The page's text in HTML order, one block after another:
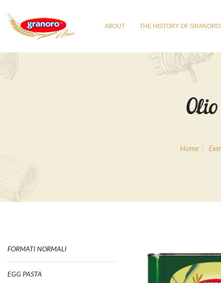
ABOUT THE HISTORY OF GRANORO
Home
FORMATI NORMALI
EGG PASTA